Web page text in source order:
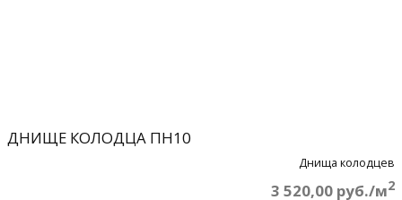
ДНИЩЕ КОЛОДЦА ПН10
Днища колодцев
3 520,00 руб./м2